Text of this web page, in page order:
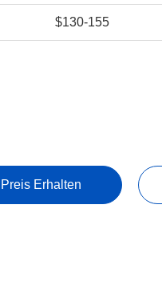
$130-155
Erhalten